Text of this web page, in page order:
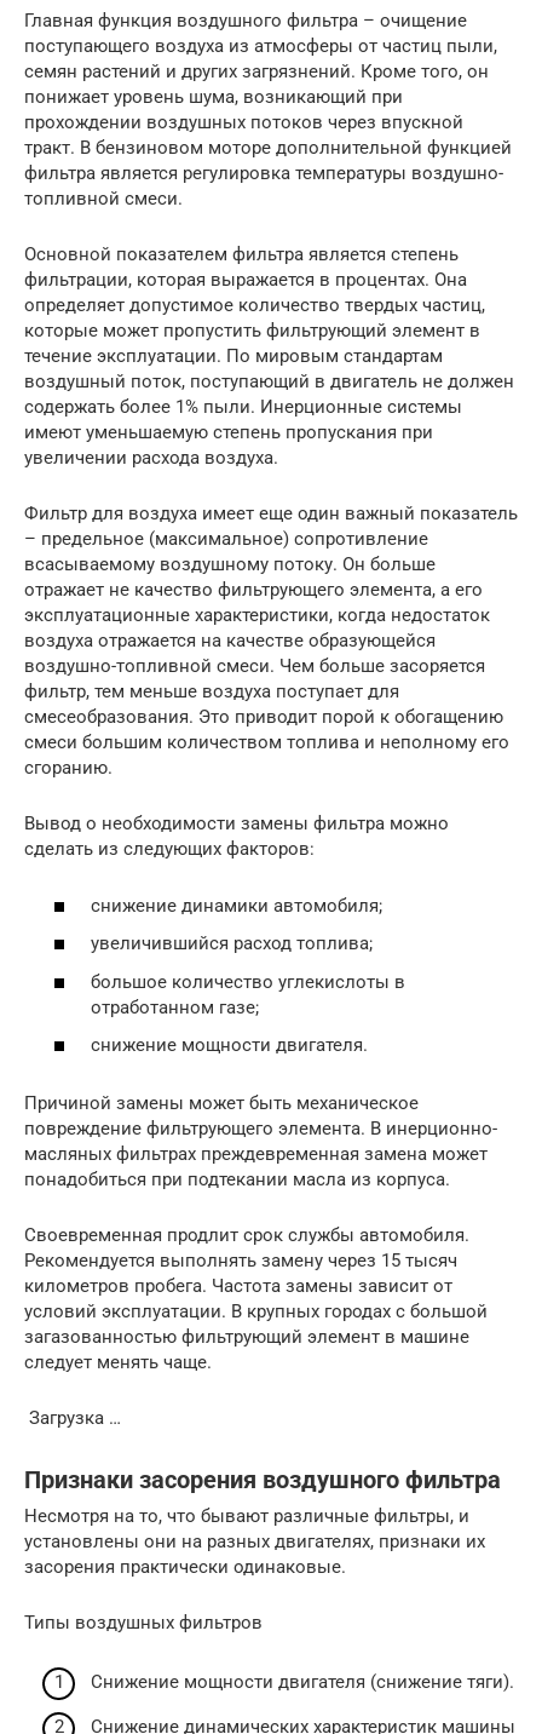
Главная функция воздушного фильтра – очищение
поступающего воздуха из атмосферы от частиц пыли,
семян растений и других загрязнений. Кроме того, он
понижает уровень шума, возникающий при
прохождении воздушных потоков через впускной
тракт. В бензиновом моторе дополнительной функцией
фильтра является регулировка температуры воздушно-
топливной смеси.
Основной показателем фильтра является степень
фильтрации, которая выражается в процентах. Она
определяет допустимое количество твердых частиц,
которые может пропустить фильтрующий элемент в
течение эксплуатации. По мировым стандартам
воздушный поток, поступающий в двигатель не должен
содержать более 1% пыли. Инерционные системы
имеют уменьшаемую степень пропускания при
увеличении расхода воздуха.
Фильтр для воздуха имеет еще один важный показатель
– предельное (максимальное) сопротивление
всасываемому воздушному потоку. Он больше
отражает не качество фильтрующего элемента, а его
эксплуатационные характеристики, когда недостаток
воздуха отражается на качестве образующейся
воздушно-топливной смеси. Чем больше засоряется
фильтр, тем меньше воздуха поступает для
смесеобразования. Это приводит порой к обогащению
смеси большим количеством топлива и неполному его
сгоранию.
Вывод о необходимости замены фильтра можно
сделать из следующих факторов:
снижение динамики автомобиля;
увеличившийся расход топлива;
большое количество углекислоты в
отработанном газе;
снижение мощности двигателя.
Причиной замены может быть механическое
повреждение фильтрующего элемента. В инерционно-
масляных фильтрах преждевременная замена может
понадобиться при подтекании масла из корпуса.
Своевременная продлит срок службы автомобиля.
Рекомендуется выполнять замену через 15 тысяч
километров пробега. Частота замены зависит от
условий эксплуатации. В крупных городах с большой
загазованностью фильтрующий элемент в машине
следует менять чаще.
Загрузка …
Признаки засорения воздушного фильтра
Несмотря на то, что бывают различные фильтры, и
установлены они на разных двигателях, признаки их
засорения практически одинаковые.
Типы воздушных фильтров
Снижение мощности двигателя (снижение тяги).
Снижение динамических характеристик машины